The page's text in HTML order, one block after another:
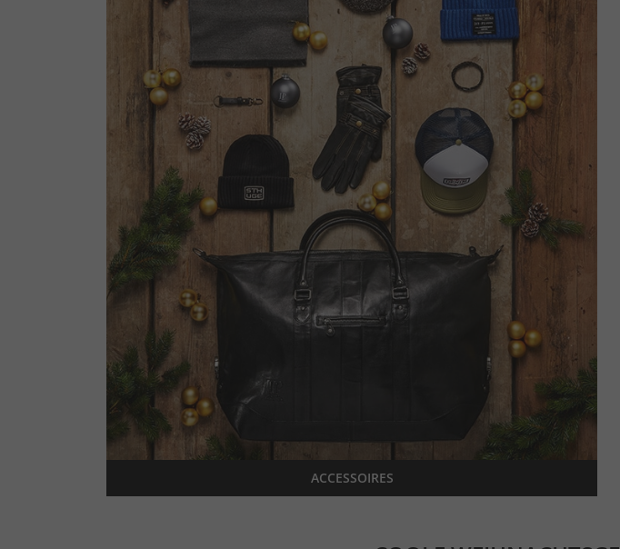
ACCESSOIRES